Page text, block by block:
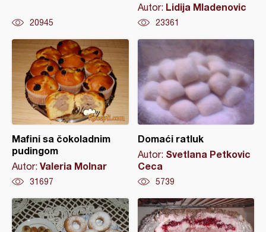
20945
Autor: Lidija Mladenovic
23361
Mafini sa čokoladnim
pudingom
Autor: Valeria Molnar
31697
Domaći ratluk
Autor: Svetlana Petkovic
Ceca
5739